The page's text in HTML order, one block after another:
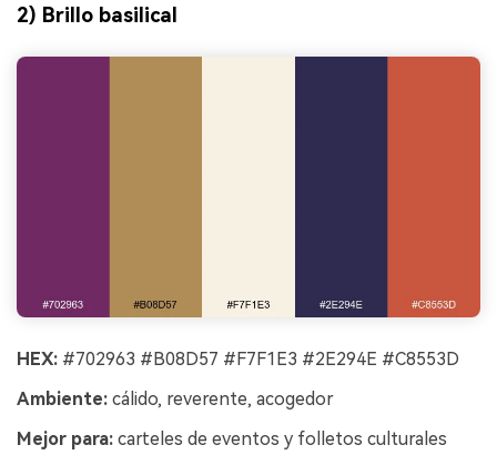
2) Brillo basilical
HEX: #702963 #B08D57 #F7F1E3 #2E294E #C8553D
Ambiente: cálido, reverente, acogedor
Mejor para: carteles de eventos y folletos culturales